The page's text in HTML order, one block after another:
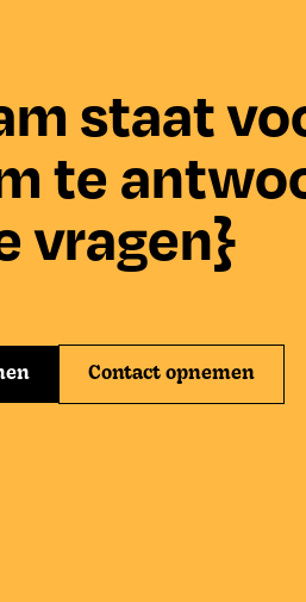
staat
te
vragen}
Contact opnemen